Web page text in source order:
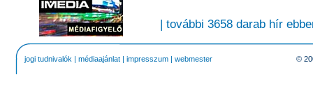
| további 3658 darab hír
jogi tudnivalók | médiaajánlat | impresszum | webmester ©